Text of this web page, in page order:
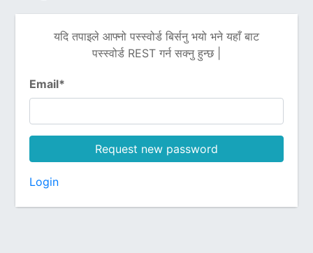
यदि तपाइले आफ्नो पस्स्वोर्ड बिर्सनु भयो भने यहाँ बाट
पस्स्वोर्ड REST गर्न सक्नु हुन्छ |
Email*
Request new password
Login